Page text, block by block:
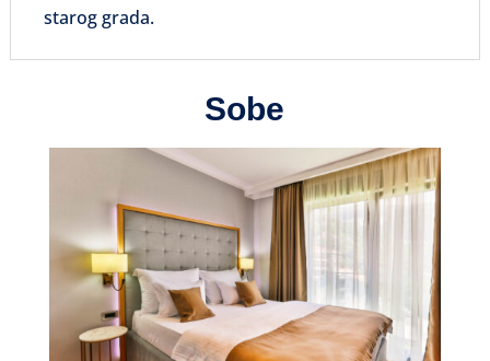
starog grada.
Sobe